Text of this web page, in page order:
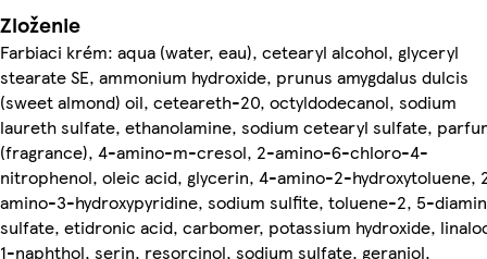
Zloženie
Farbiaci krém: aqua (water, eau), cetearyl alcohol, glyceryl
stearate SE, ammonium hydroxide, prunus amygdalus dulcis
(sweet almond) oil, ceteareth-20, octyldodecanol, sodium
laureth sulfate, ethanolamine, sodium cetearyl sulfate,
(fragrance), 4-amino-m-cresol, 2-amino-6-chloro-4-
nitrophenol, oleic acid, glycerin, 4-amino-2-hydroxytoluene,
amino-3-hydroxypyridine, sodium sulfite, toluene-2, 5-
sulfate, etidronic acid, carbomer, potassium hydroxide,
1-naphthol, serin, resorcinol, sodium sulfate, geraniol,